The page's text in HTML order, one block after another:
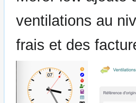
ventilations au
frais et des